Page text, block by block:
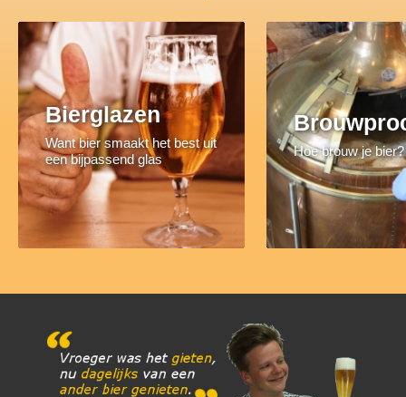
Bierglazen
Want bier smaakt het best uit
een bijpassend glas
Hoe brouw je bier?